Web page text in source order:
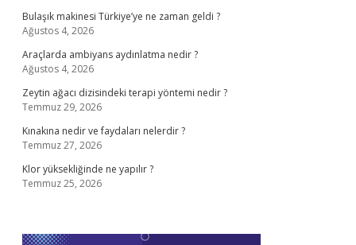
Bulaşık makinesi Türkiye’ye ne zaman geldi ?
Ağustos 4, 2026
Araçlarda ambiyans aydınlatma nedir ?
Ağustos 4, 2026
Zeytin ağacı dizisindeki terapi yöntemi nedir ?
Temmuz 29, 2026
Kınakına nedir ve faydaları nelerdir ?
Temmuz 27, 2026
Klor yüksekliğinde ne yapılır ?
Temmuz 25, 2026